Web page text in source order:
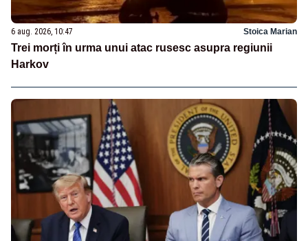
6 aug. 2026, 10:47 Stoica Marian
Trei morți în urma unui atac rusesc asupra regiunii
Harkov